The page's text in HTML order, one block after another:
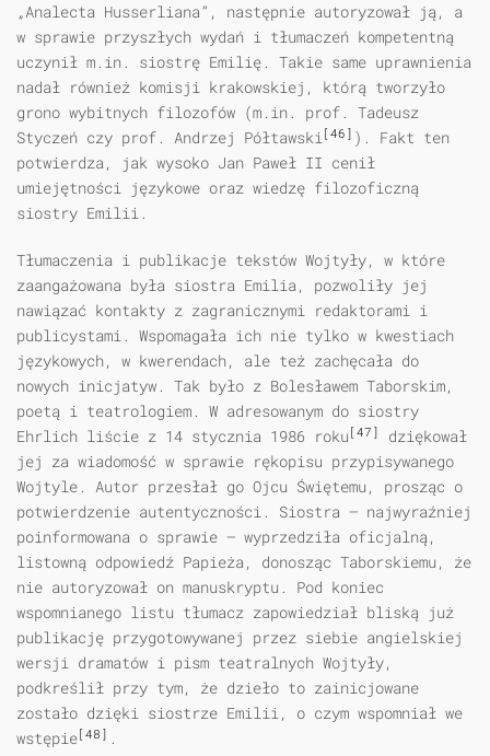
„Analecta Husserliana”, następnie autoryzował ją, a
w sprawie przyszłych wydań i tłumaczeń kompetentną
uczynił m.in. siostrę Emilię. Takie same uprawnienia
nadał również komisji krakowskiej, którą tworzyło
grono wybitnych filozofów (m.in. prof. Tadeusz
Styczeń czy prof. Andrzej Półtawski [46] ). Fakt ten
potwierdza, jak wysoko Jan Paweł II cenił
umiejętności językowe oraz wiedzę filozoficzną
siostry Emilii.
Tłumaczenia i publikacje tekstów Wojtyły, w które
zaangażowana była siostra Emilia, pozwoliły jej
nawiązać kontakty z zagranicznymi redaktorami i
publicystami. Wspomagała ich nie tylko w kwestiach
językowych, w kwerendach, ale też zachęcała do
nowych inicjatyw. Tak było z Bolesławem Taborskim,
poetą i teatrologiem. W adresowanym do siostry
Ehrlich liście z 14 stycznia 1986 roku [47]
dziękował
jej za wiadomość w sprawie rękopisu przypisywanego
Wojtyle. Autor przesłał go Ojcu Świętemu, prosząc o
potwierdzenie autentyczności. Siostra — najwyraźniej
poinformowana o sprawie — wyprzedziła oficjalną,
listowną odpowiedź Papieża, donosząc Taborskiemu, że
nie autoryzował on manuskryptu. Pod koniec
wspomnianego listu tłumacz zapowiedział bliską już
publikację przygotowywanej przez siebie angielskiej
wersji dramatów i pism teatralnych Wojtyły,
podkreślił przy tym, że dzieło to zainicjowane
zostało dzięki siostrze Emilii, o czym wspomniał we
wstępie [48] .